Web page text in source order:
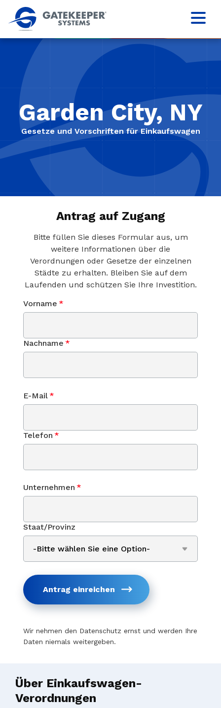
Garden City, NY
Gesetze und Vorschriften für Einkaufswagen
Antrag auf Zugang
Bitte füllen Sie dieses Formular aus, um
weitere Informationen über die
Verordnungen oder Gesetze der einzelnen
Städte zu erhalten. Bleiben Sie auf dem
Laufenden und schützen Sie Ihre Investition.
Vorname *
Nachname *
E-Mail *
Telefon *
Unternehmen *
Staat/Provinz
Antrag einreichen
Wir nehmen den Datenschutz ernst und werden Ihre
Daten niemals weitergeben.
Über Einkaufswagen-
Verordnungen